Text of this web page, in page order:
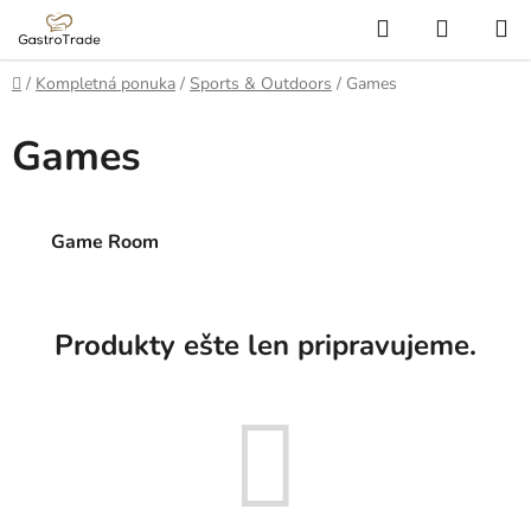
Prejsť
obsah
Hľadať
KOŠÍK
Domov
/ Kompletná ponuka / Sports & Outdoors / Games
Games
Game Room
Produkty ešte len pripravujeme.